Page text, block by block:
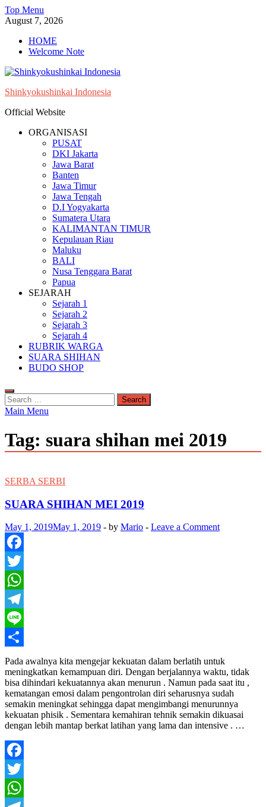
Skip
to
Top Menu
August 7, 2026
HOME
Welcome Note
Shinkyokushinkai Indonesia
Official Website
ORGANISASI
PUSAT
DKI Jakarta
Jawa Barat
Banten
Jawa Timur
Jawa Tengah
D.I Yogyakarta
Sumatera Utara
KALIMANTAN TIMUR
Kepulauan Riau
Maluku
BALI
Nusa Tenggara Barat
Papua
SEJARAH
Sejarah 1
Sejarah 2
Sejarah 3
Sejarah 4
RUBRIK WARGA
SUARA SHIHAN
BUDO SHOP
Search
for:
Main Menu
Tag: suara shihan mei 2019
SERBA SERBI
SUARA SHIHAN MEI 2019
May 1, 2019May 1, 2019 - by Mario - Leave a Comment
Facebook
Twitter
WhatsApp
Telegram
Line
Share
Pada awalnya kita mengejar kekuatan dalam berlatih untuk
meningkatkan kemampuan diri. Dengan berjalannya waktu, tidak
bisa dihindari kekuatannya akan menurun . Namun pada saat itu ,
kematangan emosi dalam pengontrolan diri seharusnya sudah
semakin meningkat sehingga dapat mengimbangi menurunnya
kekuatan phisik . Sementara kemahiran tehnik semakin dikuasai
dengan lebih mantap berkat latihan yang lama dan intensive . …
Facebook
Twitter